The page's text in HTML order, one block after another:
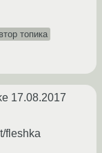
топика
17.08.2017
fleshka